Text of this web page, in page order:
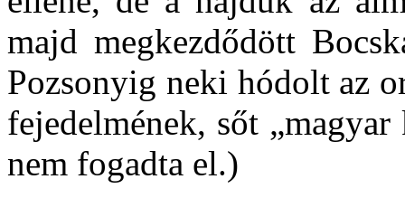
majd megkezdődött
Pozsonyig neki hódolt az
fejedelmének, sőt
nem fogadta el.)